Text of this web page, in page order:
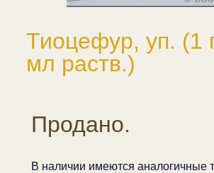
Тиоцефур, уп. (1
мл раств.)
Продано.
В наличии имеются аналогичные